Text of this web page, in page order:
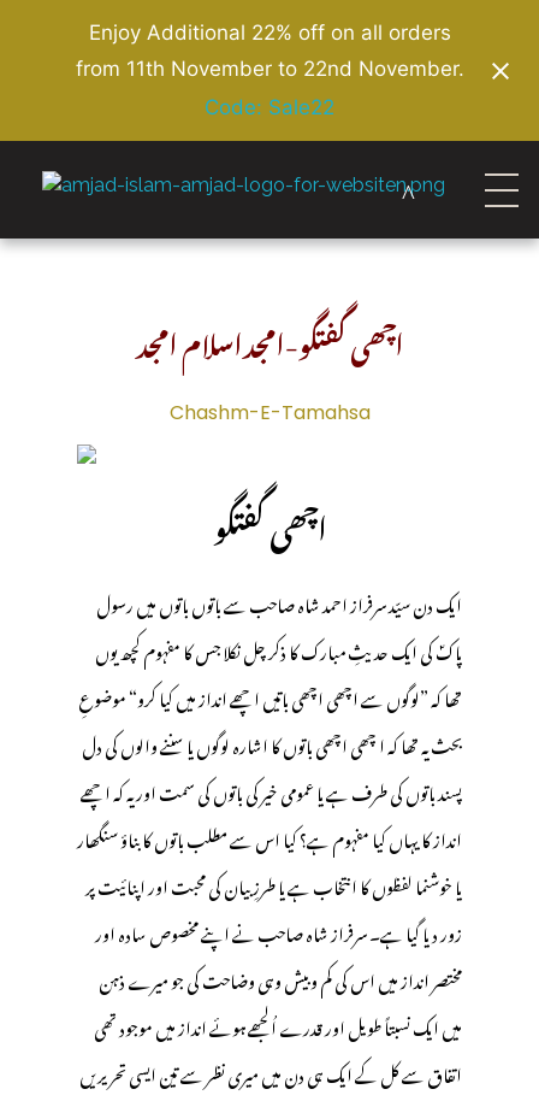
Enjoy Additional 22% off on all orders
from 11th November to 22nd November.
Code: Sale22
اچھی گفتگو-امجداسلام امجد
Chashm-E-Tamahsa
اچھی گفتگو
ایک دن سیّد سرفراز احمد شاہ صاحب سے باتوں باتوں میں رسول
پاکؐ کی ایک حدیثِ مبارک کا ذکر چل نکلا جس کا مفہوم کچھ یوں
تھا کہ ”لوگوں سے اچھی اچھی باتیں اچھے انداز میں کیا کرو“ موضوعِ
بحث یہ تھا کہ ا چھی اچھی باتوں کا اشارہ لوگوں یا سننے والوں کی دل
پسند باتوں کی طرف ہے یا عمومی خیر کی باتوں کی سمت اور یہ کہ اچھے
انداز کا یہاں کیا مفہوم ہے؟ کیا اس سے مطلب باتوں کا بناؤ سنگھار
یا خوشنما لفظوں کا انتخاب ہے یا طرزِ بیان کی محبت اور اپنائیت پر
زور دیا گیا ہے۔ سرفراز شاہ صاحب نے اپنے مخصوص سادہ اور
مختصر انداز میں اس کی کم وبیش وہی وضاحت کی جو میرے ذہن
میں ایک نسبتاً طویل اور قدرے اُلجھے ہوئے انداز میں موجود تھی
اتفاق سے کل کے ایک ہی دن میں میری نظر سے تین ایسی تحریریں